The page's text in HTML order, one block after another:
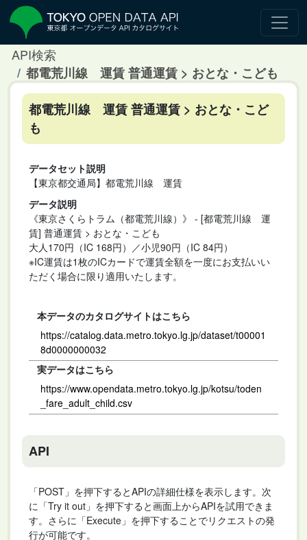
API検索
都電荒川線 運賃 普通運賃 > おとな・こども
都電荒川線 運賃 普通運賃 > おとな・こど
も
データセット説明
【東京都交通局】都電荒川線 運賃
データ説明
《東京さくらトラム（都電荒川線）》 - [都電荒川線 運
賃] 普通運賃 > おとな・こども
大人170円（IC 168円）／小児90円（IC 84円）
※IC運賃は1枚のICカードで運賃全額を一度にお支払いい
ただく場合に限り適用いたします。
本データのカタログサイトはこちら
https://catalog.data.metro.tokyo.lg.jp/dataset/t00001
8d0000000032
実データはこちら
https://www.opendata.metro.tokyo.lg.jp/kotsu/toden
_fare_adult_child.csv
API
「POST」を押下するとAPIの詳細仕様を表示します。次
に「Try it out」を押下すると画面上からAPIを試用できま
す。さらに「Execute」を押下することでリクエストの発
行が可能です。